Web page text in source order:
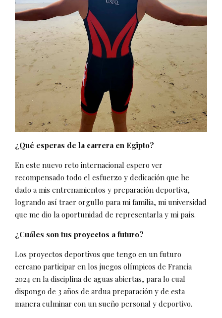
¿Qué esperas de la carrera en Egipto?
En este nuevo reto internacional espero ver
recompensado todo el esfuerzo y dedicación que he
dado a mis entrenamientos y preparación deportiva,
logrando así traer orgullo para mi familia, mi universidad
que me dio la oportunidad de representarla y mi país.
¿Cuáles son tus proyectos a futuro?
Los proyectos deportivos que tengo en un futuro
cercano participar en los juegos olímpicos de Francia
2024 en la disciplina de aguas abiertas, para lo cual
dispongo de 3 años de ardua preparación y de esta
manera culminar con un sueño personal y deportivo.